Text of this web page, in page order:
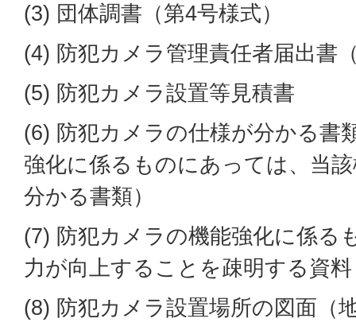
(3) 団体調書（第4号様式）
(4) 防犯カメラ管理責任者届出書
(5) 防犯カメラ設置等見積書
(6) 防犯カメラの仕様が分かる書
強化に係るものにあっては、当
分かる書類）
(7) 防犯カメラの機能強化に係る
力が向上することを疎明する資料
(8) 防犯カメラ設置場所の図面（